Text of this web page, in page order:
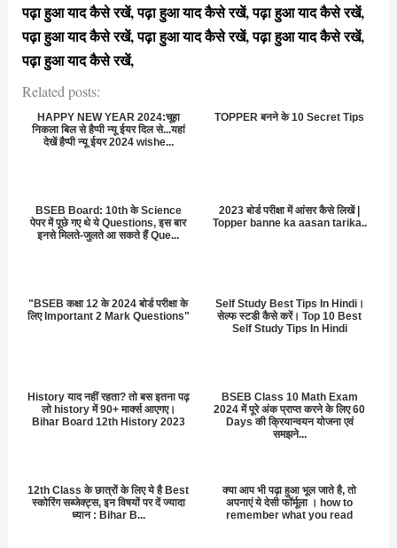
पढ़ा हुआ याद कैसे रखें, पढ़ा हुआ याद कैसे रखें, पढ़ा हुआ याद कैसे रखें,
पढ़ा हुआ याद कैसे रखें, पढ़ा हुआ याद कैसे रखें, पढ़ा हुआ याद कैसे रखें,
पढ़ा हुआ याद कैसे रखें,
Related posts:
HAPPY NEW YEAR 2024:चूहा
निकला बिल से हैप्पी न्यू ईयर दिल से...यहां
देखें हैप्पी न्यू ईयर 2024 wishe...
TOPPER बनने के 10 Secret Tips
BSEB Board: 10th के Science
पेपर में पूछे गए थे ये Questions, इस बार
इनसे मिलते-जुलते आ सकते हैं Que...
2023 बोर्ड परीक्षा में आंसर कैसे लिखें |
Topper banne ka aasan tarika..
"BSEB कक्षा 12 के 2024 बोर्ड परीक्षा के
लिए Important 2 Mark Questions"
Self Study Best Tips In Hindi।
सेल्फ स्टडी कैसे करें। Top 10 Best
Self Study Tips In Hindi
History याद नहीं रहता? तो बस इतना पढ़
लो history में 90+ मार्क्स आएगए।
Bihar Board 12th History 2023
BSEB Class 10 Math Exam
2024 में पूरे अंक प्राप्त करने के लिए 60
Days की क्रियान्वयन योजना एवं
समझने...
12th Class के छात्रों के लिए ये है Best
स्कोरिंग सब्जेक्ट्स, इन विषयों पर दें ज्यादा
ध्यान : Bihar B...
क्या आप भी पढ़ा हुआ भूल जाते है, तो
अपनाएं ये देसी फॉर्मूला । how to
remember what you read